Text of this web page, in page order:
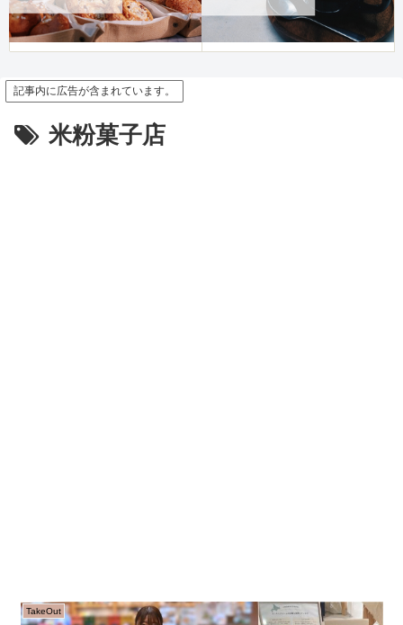
記事内に広告が含まれています。
米粉菓子店
TakeOut